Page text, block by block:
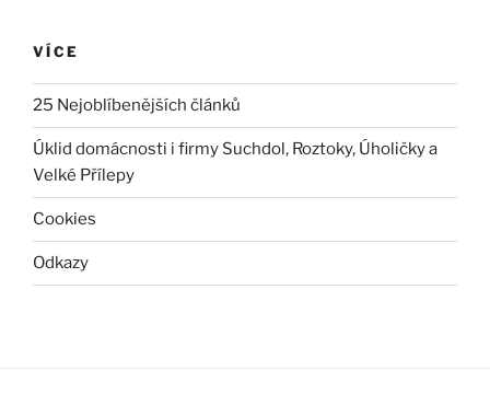
VÍCE
25 Nejoblíbenějších článků
Úklid domácnosti i firmy Suchdol, Roztoky, Úholičky a
Velké Přílepy
Cookies
Odkazy